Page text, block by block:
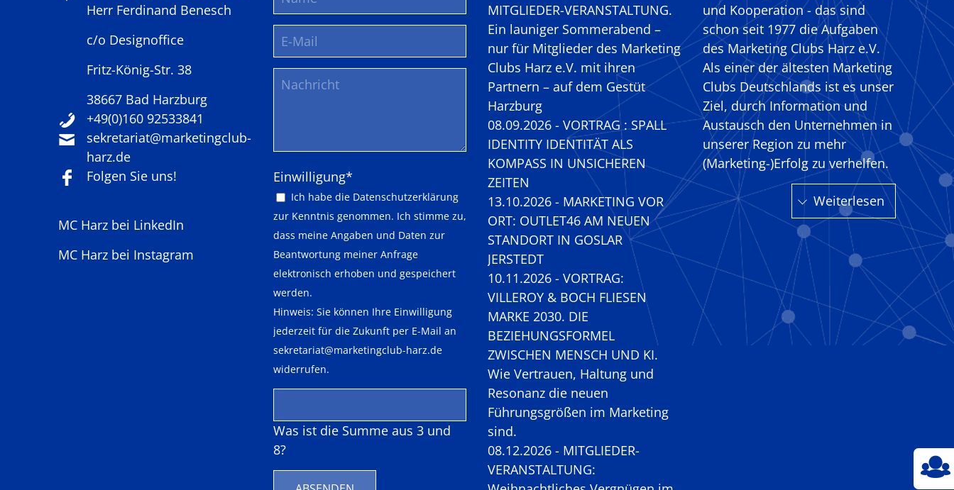
Herr Ferdinand Benesch
c/o Designoffice
Fritz-König-Str. 38
38667 Bad Harzburg
+49(0)160 92533841
sekretariat@marketingclub-
harz.de
Folgen Sie uns!
MC Harz bei LinkedIn
MC Harz bei Instagram
Pflichtfeld
Einwilligung*
Ich habe die Datenschutzerklärung
zur Kenntnis genommen. Ich stimme zu,
dass meine Angaben und Daten zur
Beantwortung meiner Anfrage
elektronisch erhoben und gespeichert
werden.
Hinweis: Sie können Ihre Einwilligung
jederzeit für die Zukunft per E-Mail an
sekretariat@marketingclub-harz.de
widerrufen.
Was ist die Summe aus 3 und
8?
MITGLIEDER-VERANSTALTUNG.
Ein launiger Sommerabend –
nur für Mitglieder des Marketing
Clubs Harz e.V. mit ihren
Partnern – auf dem Gestüt
Harzburg
08.09.2026 - VORTRAG : SPALL
IDENTITY IDENTITÄT ALS
KOMPASS IN UNSICHEREN
ZEITEN
13.10.2026 - MARKETING VOR
ORT: OUTLET46 AM NEUEN
STANDORT IN GOSLAR
JERSTEDT
10.11.2026 - VORTRAG:
VILLEROY & BOCH FLIESEN
MARKE 2030. DIE
BEZIEHUNGSFORMEL
ZWISCHEN MENSCH UND KI.
Wie Vertrauen, Haltung und
Resonanz die neuen
Führungsgrößen im Marketing
sind.
08.12.2026 - MITGLIEDER-
VERANSTALTUNG:
und Kooperation - das sind
schon seit 1977 die Aufgaben
des Marketing Clubs Harz e.V.
Als einer der ältesten Marketing
Clubs Deutschlands ist es unser
Ziel, durch Information und
Austausch den Unternehmen in
unserer Region zu mehr
(Marketing-)Erfolg zu verhelfen.
Weiterlesen